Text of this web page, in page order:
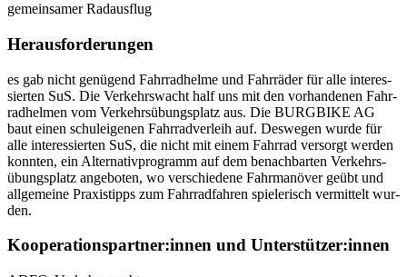
ge­mein­sa­mer Rad­aus­flug
Her­aus­for­de­run­gen
es gab nicht ge­nü­gend Fahr­rad­hel­me und Fahr­rä­der für alle in­ter­es­
sier­ten SuS. Die Ver­kehrs­wacht half uns mit den vor­han­de­nen Fahr­
rad­hel­men vom Ver­kehrs­übungs­platz aus. Die BURG­BIKE AG
baut ei­nen schul­ei­ge­nen Fahr­rad­ver­leih auf. Des­we­gen wur­de für
alle in­ter­es­sier­ten SuS, die nicht mit ei­nem Fahr­rad ver­sorgt wer­den
konn­ten, ein Al­ter­na­tiv­pro­gramm auf dem be­nach­bar­ten Ver­kehrs­
übungs­platz an­ge­bo­ten, wo ver­schie­de­ne Fahr­ma­nö­ver ge­übt und
all­ge­mei­ne Pra­xis­tipps zum Fahr­rad­fah­ren spie­le­risch ver­mit­telt wur­
den.
Ko­ope­ra­ti­ons­part­ner:in­nen und Un­ter­stüt­zer:in­nen